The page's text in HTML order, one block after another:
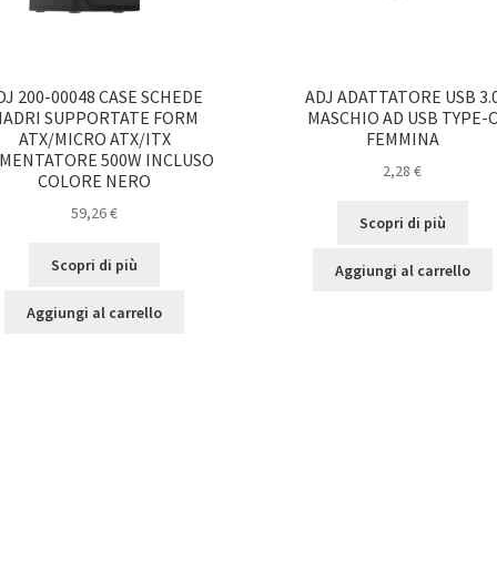
200-00048 CASE SCHEDE
SUPPORTATE FORM
ATX/MICRO ATX/ITX
500W INCLUSO
COLORE NERO
59,26€
Scopri di più
Aggiungi al carrello
ADJ ADATTATORE USB
MASCHIO AD USB TYPE-C
FEMMINA
2,28€
Scopri di più
Aggiungi al carrello